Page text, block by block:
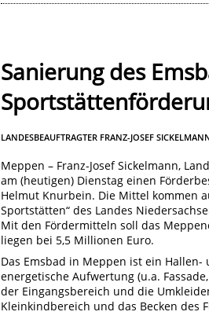
Sanierung des
LANDESBEAUFTRAGTER FRANZ-JOSEF
Meppen – Franz-Josef Sickelmann,
am (heutigen) Dienstag einen
Helmut Knurbein. Die Mittel kommen
Sportstätten“ des Landes
Mit den Fördermitteln soll das
liegen bei 5,5 Millionen Euro.
Das Emsbad in Meppen ist ein
energetische Aufwertung (u.a.
der Eingangsbereich und die
Kleinkindbereich und das Becken des